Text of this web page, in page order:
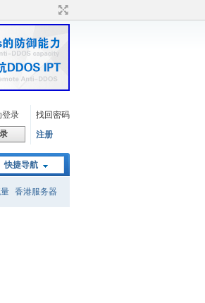
登录
找回密码
注册
快捷导航
香港服务器